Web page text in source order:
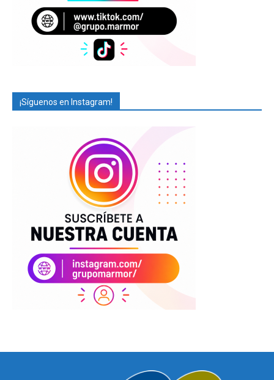
¡Síguenos en Instagram!